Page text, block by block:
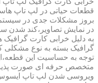
قطعات حیاتی در لپ تاپ
بروز مشکلات جدی در
در نمایش تصاویر،کند شدن
به دلیل خرابی کارت گرافیک
گرافیک بسته به نوع مشکلی
توجه به حساسیت این
متخصص حرفه ای صورت
ویروسی شدن لپ تاپ